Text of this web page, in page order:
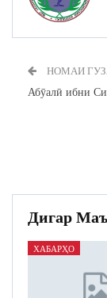
НОМАИ
Абӯалӣ ибни
Дигар
ХАБАРҲО